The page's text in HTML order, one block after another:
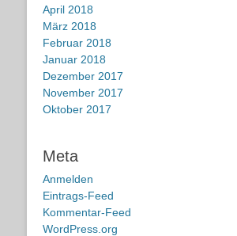
April 2018
März 2018
Februar 2018
Januar 2018
Dezember 2017
November 2017
Oktober 2017
Meta
Anmelden
Eintrags-Feed
Kommentar-Feed
WordPress.org